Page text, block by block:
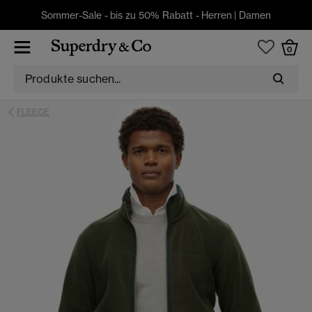
Sommer-Sale - bis zu 50% Rabatt - Herren | Damen
0
FLEECE